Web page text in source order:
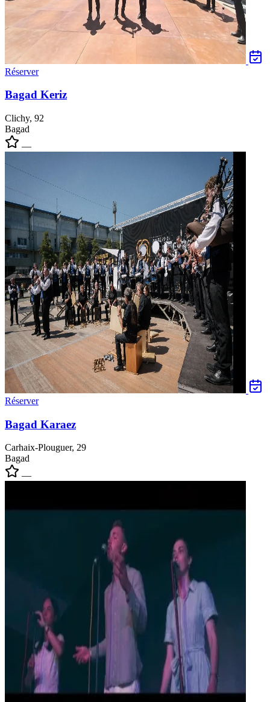
Réserver
Bagad Keriz
Clichy, 92
Bagad
—
Réserver
Bagad Karaez
Carhaix-Plouguer, 29
Bagad
—